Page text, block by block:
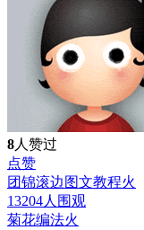
8人赞过
点赞
团锦滚边图文教程火
13204人围观
菊花编法火